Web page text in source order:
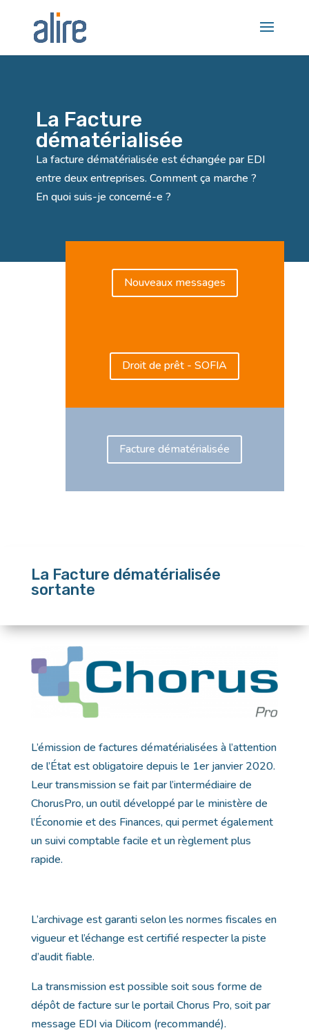
La Facture
dématérialisée
La facture dématérialisée est échangée par EDI
entre deux entreprises. Comment ça marche ?
En quoi suis-je concerné-e ?
Nouveaux messages
Droit de prêt - SOFIA
Facture dématérialisée
La Facture dématérialisée
sortante
L’émission de factures dématérialisées à l’attention
de l’État est obligatoire depuis le 1er janvier 2020.
Leur transmission se fait par l’intermédiaire de
ChorusPro, un outil développé par le ministère de
l’Économie et des Finances, qui permet également
un suivi comptable facile et un règlement plus
rapide.
L’archivage est garanti selon les normes fiscales en
vigueur et l’échange est certifié respecter la piste
d’audit fiable.
La transmission est possible soit sous forme de
dépôt de facture sur le portail Chorus Pro, soit par
message EDI via Dilicom (recommandé).